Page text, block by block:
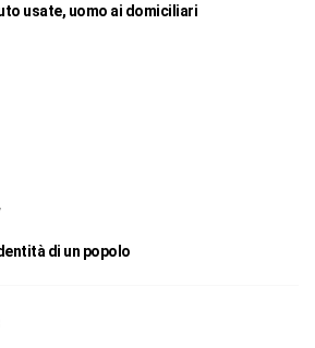
usate, uomo ai domiciliari
di un popolo